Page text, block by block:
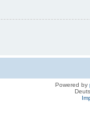
Powered by